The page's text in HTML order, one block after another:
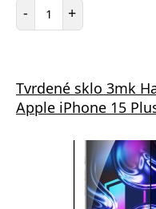
- Počet položiek
+
Tvrdené sklo 3mk
Apple iPhone 15